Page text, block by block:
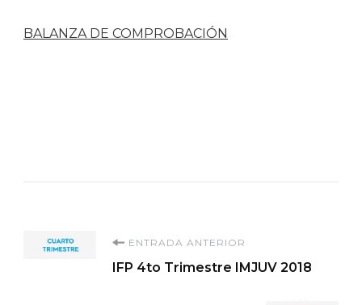
BALANZA DE COMPROBACIÓN
Navegación
ENTRADA ANTERIOR
IFP 4to Trimestre IMJUV 2018